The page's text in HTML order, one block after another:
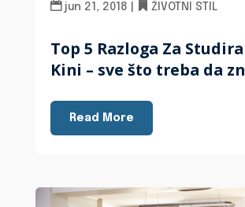
Top 5 Razloga Za
Kini – sve što treba da
jun 21, 2018 ŽIVOTNI STIL
Read More